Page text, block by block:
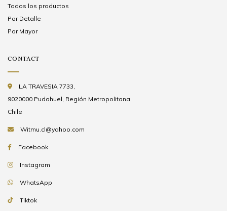
Todos los productos
Por Detalle
Por Mayor
CONTACT
LA TRAVESIA 7733,
9020000 Pudahuel, Región Metropolitana
Chile
Witmu.cl@yahoo.com
Facebook
Instagram
WhatsApp
Tiktok